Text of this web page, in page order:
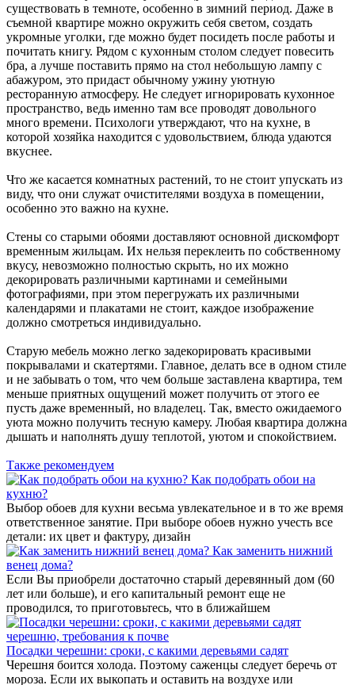
существовать в темноте, особенно в зимний период. Даже в
съемной квартире можно окружить себя светом, создать
укромные уголки, где можно будет посидеть после работы и
почитать книгу. Рядом с кухонным столом следует повесить
бра, а лучше поставить прямо на стол небольшую лампу с
абажуром, это придаст обычному ужину уютную
ресторанную атмосферу. Не следует игнорировать кухонное
пространство, ведь именно там все проводят довольного
много времени. Психологи утверждают, что на кухне, в
которой хозяйка находится с удовольствием, блюда удаются
вкуснее.
Что же касается комнатных растений, то не стоит упускать из
виду, что они служат очистителями воздуха в помещении,
особенно это важно на кухне.
Стены со старыми обоями доставляют основной дискомфорт
временным жильцам. Их нельзя переклеить по собственному
вкусу, невозможно полностью скрыть, но их можно
декорировать различными картинами и семейными
фотографиями, при этом перегружать их различными
календарями и плакатами не стоит, каждое изображение
должно смотреться индивидуально.
Старую мебель можно легко задекорировать красивыми
покрывалами и скатертями. Главное, делать все в одном стиле
и не забывать о том, что чем больше заставлена квартира, тем
меньше приятных ощущений может получить от этого ее
пусть даже временный, но владелец. Так, вместо ожидаемого
уюта можно получить тесную камеру. Любая квартира должна
дышать и наполнять душу теплотой, уютом и спокойствием.
Также рекомендуем
Как подобрать обои на
кухню?
Выбор обоев для кухни весьма увлекательное и в то же время
ответственное занятие. При выборе обоев нужно учесть все
детали: их цвет и фактуру, дизайн
Как заменить нижний
венец дома?
Если Вы приобрели достаточно старый деревянный дом (60
лет или больше), и его капитальный ремонт еще не
проводился, то приготовьтесь, что в ближайшем
Посадки черешни: сроки, с какими деревьями садят
Черешня боится холода. Поэтому саженцы следует беречь от
мороза. Если их выкопать и оставить на воздухе или